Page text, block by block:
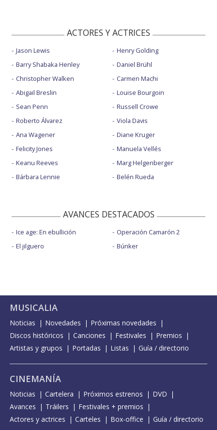
ACTORES Y ACTRICES
Jason Lewis
Barry Shabaka Henley
Christopher Walken
Abigail Breslin
Sean Penn
Roberto Álvarez
Ana Wagener
Felicity Jones
Keanu Reeves
Bárbara Lennie
Henry Golding
Daniel Brühl
Carmen Machi
Louise Bourgoin
Russell Crowe
Viola Davis
Diane Kruger
Manuela Vellés
Marg Helgenberger
Belén Rueda
AVANCES DESTACADOS
Ice age: En ebullición
El jilguero
Operación Camarón 2
Búnker
MUSICALIA
Noticias Novedades
Próximas novedades
Discos históricos
Canciones Festivales
Premios
Artistas y grupos
Portadas Listas Guía / directorio
CINEMANÍA
Noticias Cartelera Próximos estrenos
DVD
Avances
Tráilers
Festivales + premios
Actores y actrices
Carteles Box-office Guía / directorio